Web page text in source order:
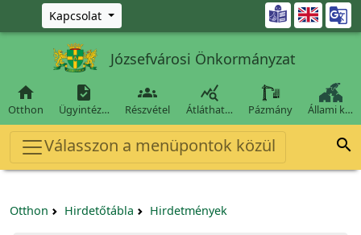
Ugrás a fő tartalomra
Kapcsolat 
Józsefvárosi Önkormányzat

Otthon

Ügyintéz…

Részvétel

Átláthat… Pázmány Állami k…
Válasszon a menüpontok közül 
Otthon Hirdetőtábla Hirdetmények